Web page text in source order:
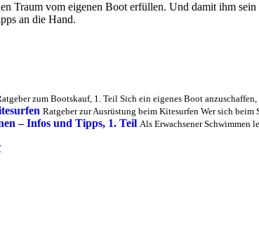
Traum vom eigenen Boot erfüllen. Und damit ihm
an die Hand.
zum Bootskauf, 1. Teil Sich ein eigenes Boot
Ratgeber zur Ausrüstung beim Kitesurfen Wer sich
– Infos und Tipps, 1. Teil Als Erwachsener Schwimmen
zu